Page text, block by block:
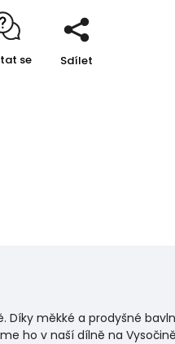
se Sdílet
měkké a prodyšné
ho v naší dílně na